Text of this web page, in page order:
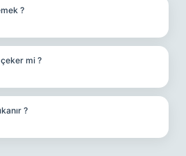
?
mi ?
?